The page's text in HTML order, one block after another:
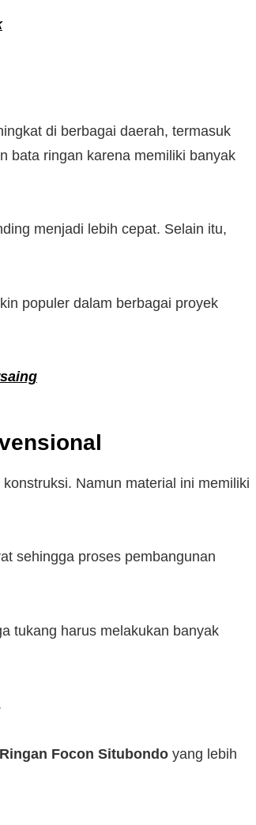
di berbagai daerah, termasuk
bata ringan karena memiliki banyak
menjadi lebih cepat. Selain itu,
populer dalam berbagai proyek
Namun material ini memiliki
sehingga proses pembangunan
tukang harus melakukan banyak
Focon Situbondo yang lebih